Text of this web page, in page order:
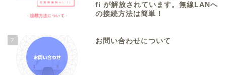
fi が解放されています。無線LANへ
の接続方法は簡単！
7 お問い合わせについて